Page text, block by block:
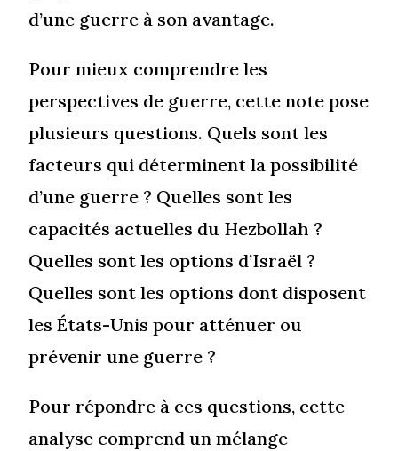
d’une guerre à son avantage.
Pour mieux comprendre les
perspectives de guerre, cette note pose
plusieurs questions. Quels sont les
facteurs qui déterminent la possibilité
d’une guerre ? Quelles sont les
capacités actuelles du Hezbollah ?
Quelles sont les options d’Israël ?
Quelles sont les options dont disposent
les États-Unis pour atténuer ou
prévenir une guerre ?
Pour répondre à ces questions, cette
analyse comprend un mélange